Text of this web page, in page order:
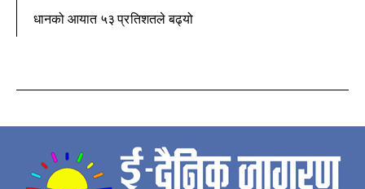
धानको आयात ५३ प्रतिशतले बढ्यो